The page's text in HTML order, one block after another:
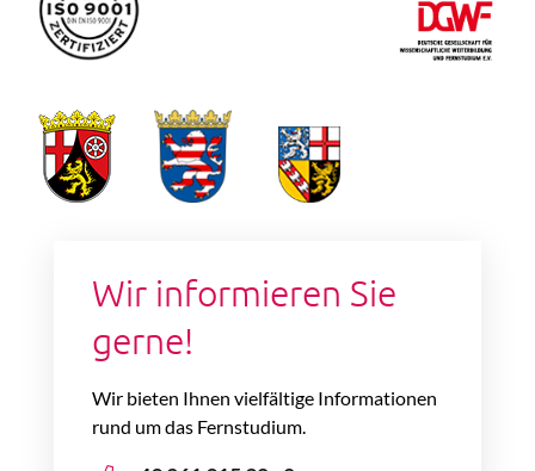
Wir informieren Sie
gerne!
Wir bieten Ihnen vielfältige Informationen
rund um das Fernstudium.